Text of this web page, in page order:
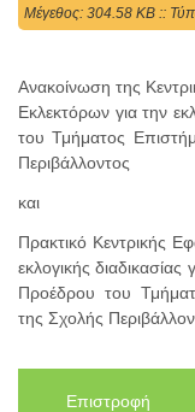
Mέγεθος: 304.58 KB ::
Ανακοίνωση της
Εκλεκτόρων για την
του Τμήματος
Περιβάλλοντος
και
Πρακτικό Κεντρικής
εκλογικής
Προέδρου του
της Σχολής
Επιστροφή